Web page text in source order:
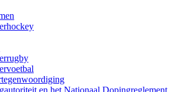
en het Nationaal Dopingreglement